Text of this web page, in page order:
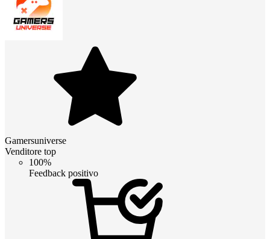
Gamersuniverse
Venditore top
100%
Feedback positivo